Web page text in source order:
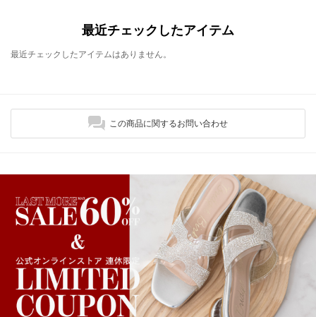
最近チェックしたアイテム
最近チェックしたアイテムはありません。
この商品に関するお問い合わせ